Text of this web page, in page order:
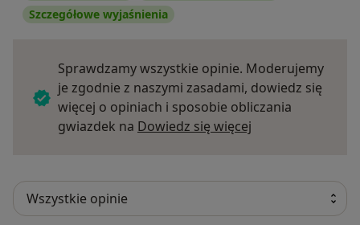
Szczegółowe wyjaśnienia
Sprawdzamy wszystkie opinie. Moderujemy
je zgodnie z naszymi zasadami, dowiedz się
więcej o opiniach i sposobie obliczania
gwiazdek na Dowiedz się więcej